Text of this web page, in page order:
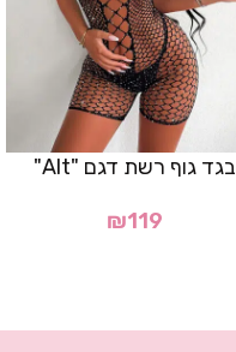
בגד גוף רשת דגם "Alt"
₪119